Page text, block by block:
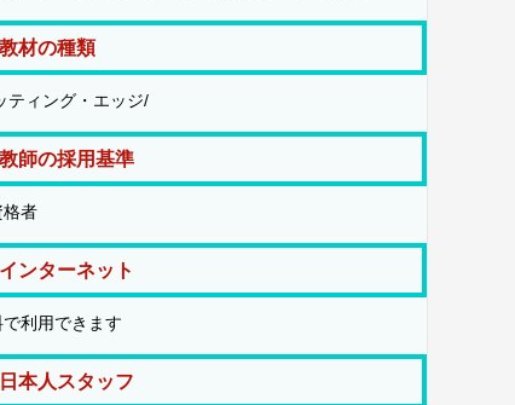
教材の種類
ティング・エッジ/
教師の採用基準
格者
インターネット
利用できます
日本人スタッフ